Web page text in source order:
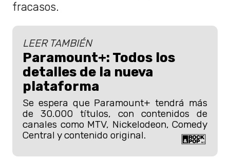
fracasos.
LEER TAMBIÉN
Paramount+: Todos los
detalles de la nueva
plataforma
Se espera que Paramount+ tendrá más
de 30.000 títulos, con contenidos de
canales como MTV, Nickelodeon, Comedy
Central y contenido original.